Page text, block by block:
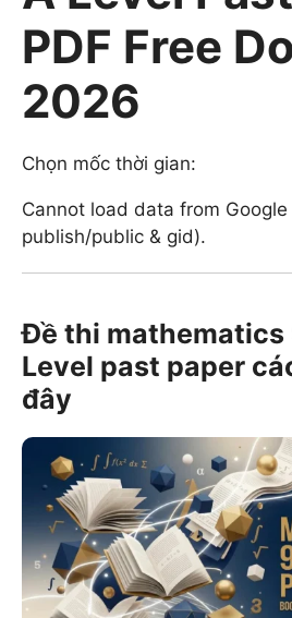
PDF Free
2026
Chọn mốc thời gian:
Cannot load data from
publish/public & gid).
Đề thi mathematics
Level past paper
đây